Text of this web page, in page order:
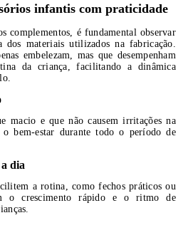
infantis com praticidade
complementos, é fundamental observar
materiais utilizados na fabricação.
embelezam, mas que desempenham
da criança, facilitando a dinâmica
macio e que não causem irritações na
o bem-estar durante todo o período de
dia
a rotina, como fechos práticos ou
o crescimento rápido e o ritmo de